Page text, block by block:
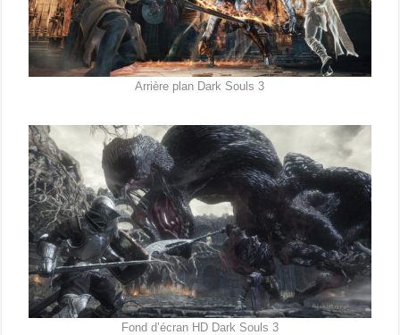
Arrière plan Dark Souls 3
Fond d’écran HD Dark Souls 3